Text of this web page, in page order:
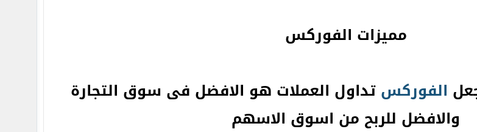
مميزات الفوركس
الفوركستداول العملات هو الافضل فى سوق التجارة
والافضل للربح من اسوق الاسهم